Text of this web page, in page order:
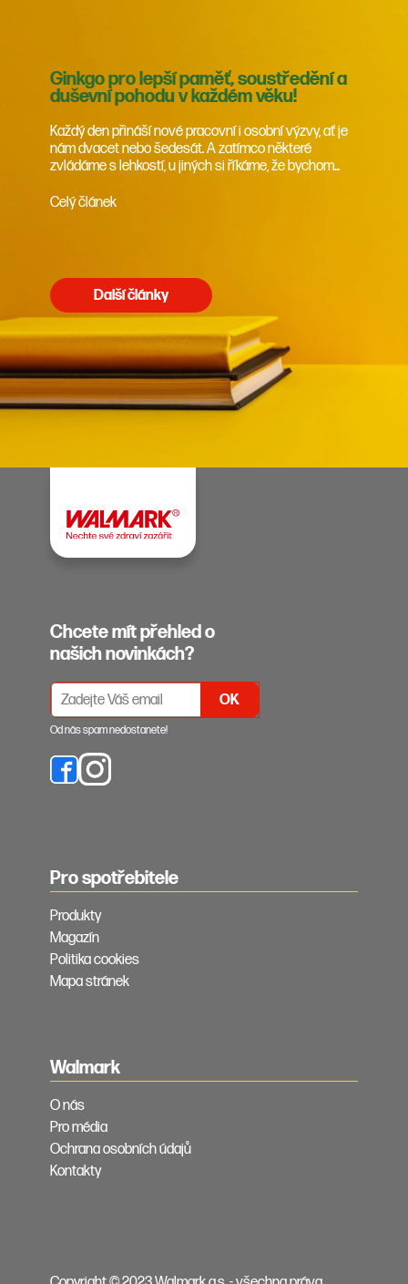
Ginkgo pro lepší paměť, soustředění a
duševní pohodu v každém věku!
Každý den přináší nové pracovní i osobní výzvy, ať je
nám dvacet nebo šedesát. A zatímco některé
zvládáme s lehkostí, u jiných si říkáme, že bychom...
Celý článek
Další články
Pro spotřebitele
Produkty
Magazín
Politika cookies
Mapa stránek
Walmark
O nás
Pro média
Ochrana osobních údajů
Kontakty
Chcete mít přehled o
našich novinkách?
PŘIHLÁŠENÍ K ODBĚRU NEWSLETTERŮ
Od nás spam nedostanete!